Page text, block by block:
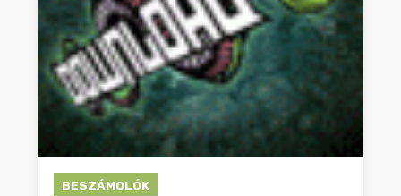
BESZÁMOLÓK